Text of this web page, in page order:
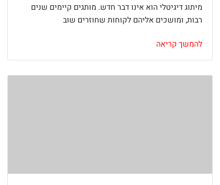
מיתוג דיגיטלי הוא אינו דבר חדש. מותגים קיימים שנים
רבות, ומושכים אליהם לקוחות שחוזרים שוב
להמשך קריאה